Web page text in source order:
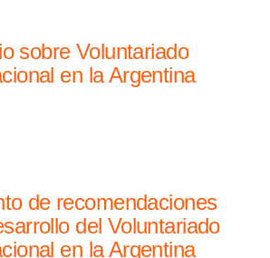
sobre Voluntariado
en la Argentina
de recomendaciones
del Voluntariado
en la Argentina